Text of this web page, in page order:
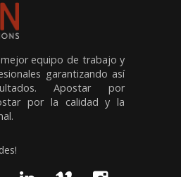
equipo de trabajo y
garantizando así
Apostar por
por la calidad y la